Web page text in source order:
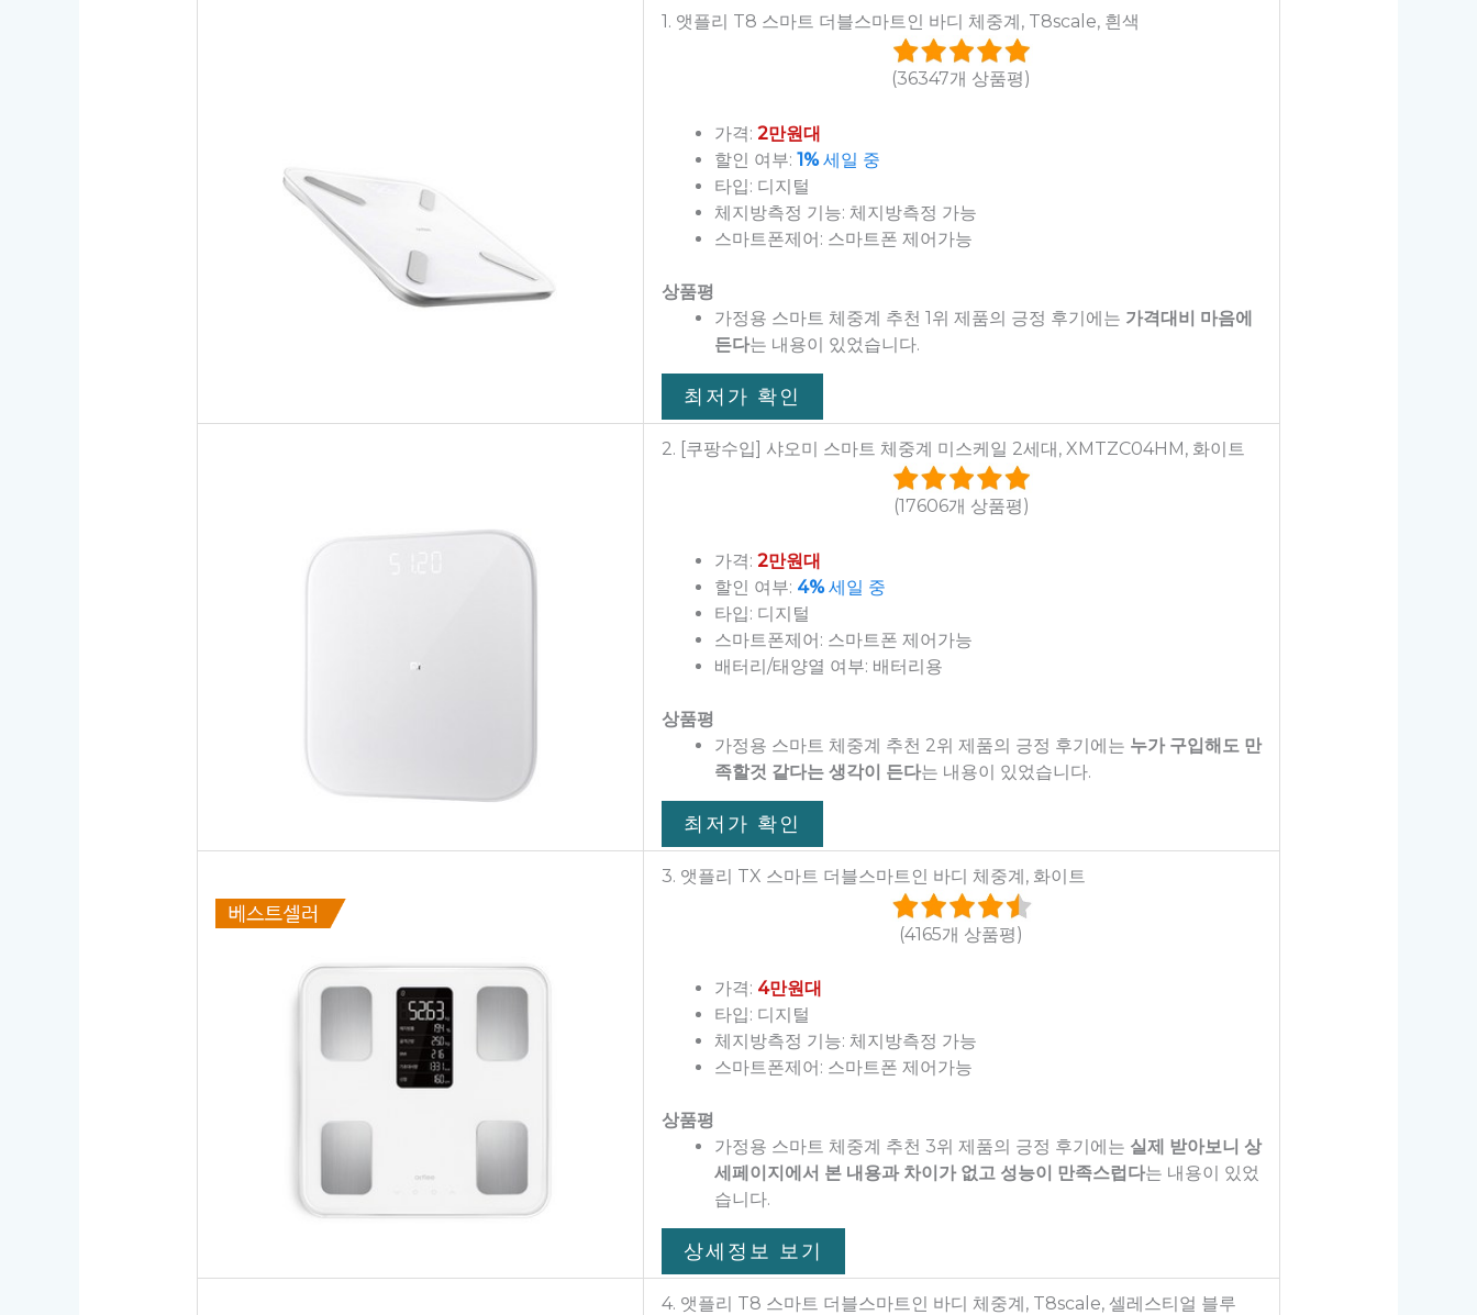
1. 앳플리 T8 스마트 더블스마트인 바디 체중계, T8scale, 흰색
(36347개 상품평)
가격: 2만원대
할인 여부: 1%세일 중
타입: 디지털
체지방측정 기능: 체지방측정 가능
스마트폰제어: 스마트폰 제어가능
상품평
가정용 스마트 체중계 추천 1위 제품의 긍정 후기에는 가격대비 마음에
든다는 내용이 있었습니다.
최저가 확인
2. [쿠팡수입] 샤오미 스마트 체중계 미스케일 2세대, XMTZC04HM, 화이트
(17606개 상품평)
가격: 2만원대
할인 여부: 4%세일 중
타입: 디지털
스마트폰제어: 스마트폰 제어가능
배터리/태양열 여부: 배터리용
상품평
가정용 스마트 체중계 추천 2위 제품의 긍정 후기에는 누가 구입해도 만
족할것 같다는 생각이 든다는 내용이 있었습니다.
최저가 확인
3. 앳플리 TX 스마트 더블스마트인 바디 체중계, 화이트
(4165개 상품평)
가격: 4만원대
타입: 디지털
체지방측정 기능: 체지방측정 가능
스마트폰제어: 스마트폰 제어가능
상품평
가정용 스마트 체중계 추천 3위 제품의 긍정 후기에는 실제 받아보니 상
세페이지에서 본 내용과 차이가 없고 성능이 만족스럽다는 내용이 있었
습니다.
상세정보 보기
4. 앳플리 T8 스마트 더블스마트인 바디 체중계, T8scale, 셀레스티얼 블루